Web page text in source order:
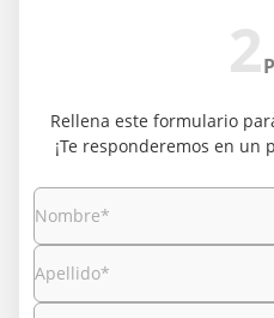
2
Rellena este formulario
¡Te responderemos en un
Nombre*
Apellido*